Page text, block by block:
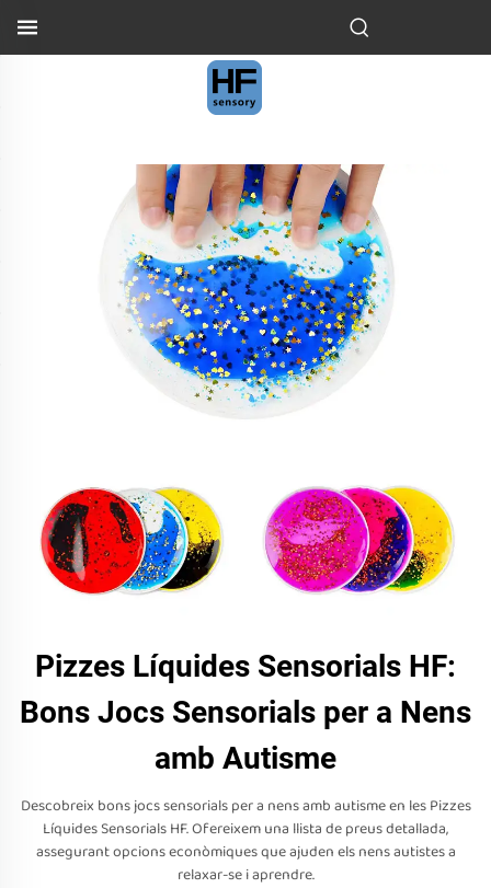
Pizzes Líquides Sensorials HF:
Bons Jocs Sensorials per a Nens
amb Autisme
Descobreix bons jocs sensorials per a nens amb autisme en les Pizzes
Líquides Sensorials HF. Ofereixem una llista de preus detallada,
assegurant opcions econòmiques que ajuden els nens autistes a
relaxar-se i aprendre.